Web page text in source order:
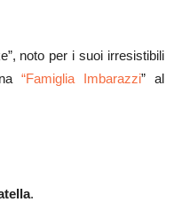
noto per i suoi irresistibili
“Famiglia Imbarazzi” al
.